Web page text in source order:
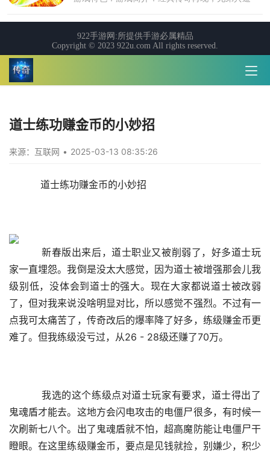
道士练功赚金币的小妙招
来源：互联网 • 2025-03-13 08:35:26
道士练功赚金币的小妙招
新春版出来后，道士职业又被削弱了，好多道士玩
家一直埋怨。我倒是没太大感觉，因为道士被增强那会儿我
级别低，没体会到道士的强大。现在大家都说道士被改弱
了，但对我来说没啥明显对比，所以感觉不强烈。不过有一
点我可太痛苦了，传奇改后的爆率降了好多，练级赚金币更
难了。但我练级没亏过，从26 - 28级还赚了70万。
我选的这个练级点对道士玩家有要求，道士得出了
鬼魂盾才能去。这地方会闪电攻击的电僵尸很多，有时候一
次刷新七八个。出了鬼魂盾就不怕，超高魔防能让电僵尸干
瞪眼。在这里练级赚金币，要点是见钱就捡，别嫌少，积少